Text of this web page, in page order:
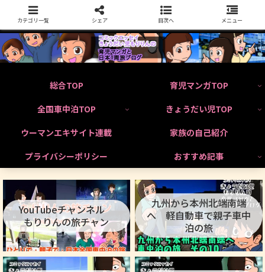
総合TOP
育児マンガTOP
全国車中泊TOP
きょうだい児TOP
ウーマンエキサイト連載
家族の自己紹介
プライバシーポリシー
おすすめ記事
YouTubeチャンネル
もりりんの旅チャン
九州から本州北端南端
へ 軽自動車で親子車中
泊の旅
カテゴリ一覧 シェア 目次へ メニュー